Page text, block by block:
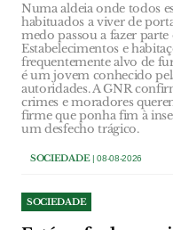
Numa aldeia onde todos
habituados a viver de
medo passou a fazer
Estabelecimentos e
frequentemente alvo de
é um jovem conhecido
autoridades. A GNR
crimes e moradores
firme que ponha fim à
um desfecho trágico.
SOCIEDADE| 08-08-2026
SOCIEDADE